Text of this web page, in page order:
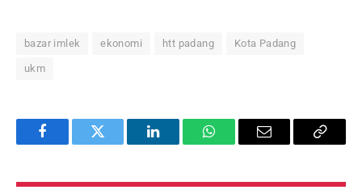
bazar imlek ekonomi htt padang Kota Padang
ukm
FacebookTwitter LinkedInWhatsAppEmail
Copy